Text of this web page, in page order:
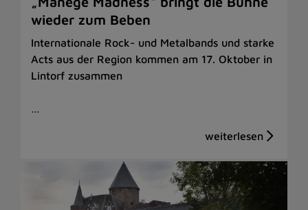
wieder zum Beben
Internationale Rock- und Metalbands und starke
Acts aus der Region kommen am 17. Oktober in
Lintorf zusammen
…